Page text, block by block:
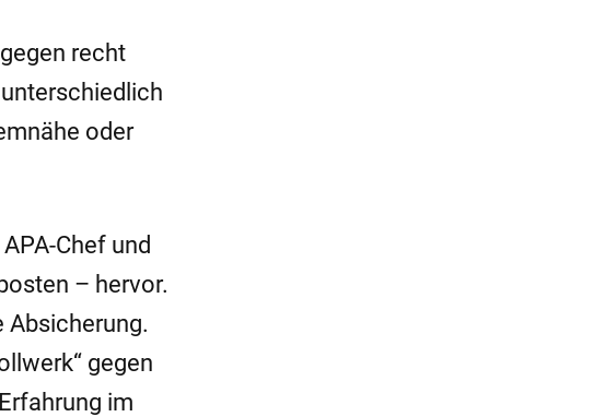
recht
oder
Chef und
– hervor.
Absicherung.
gegen
im